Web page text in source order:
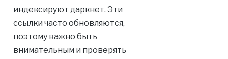
индексируют даркнет. Эти
ссылки часто обновляются,
поэтому важно быть
внимательным и проверять